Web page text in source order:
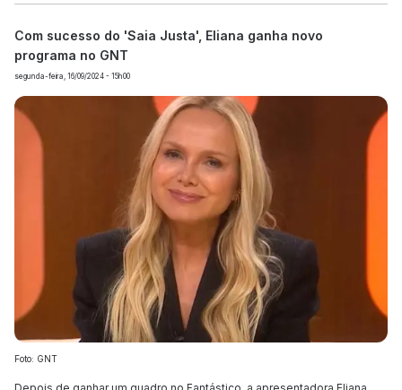
Com sucesso do 'Saia Justa', Eliana ganha novo
programa no GNT
segunda-feira, 16/09/2024 - 15h00
Foto: GNT